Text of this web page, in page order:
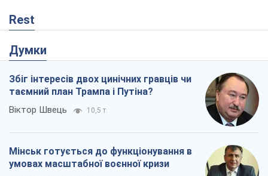
Rest
Думки
Збіг інтересів двох цинічних гравців чи
таємний план Трампа і Путіна?
Віктор Швець 10,5 т.
Мінськ готується до функціонування в
умовах масштабної воєнної кризи